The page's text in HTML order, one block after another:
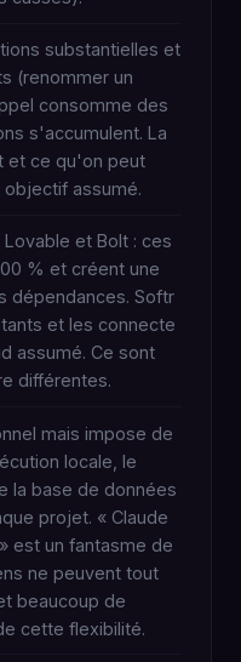
substantielles et
(renommer un
consomme des
s'accumulent. La
et ce qu'on peut
assumé.
et Bolt : ces
% et créent une
dépendances. Softr
et les connecte
assumé. Ce sont
différentes.
mais impose de
locale, le
la base de données
projet. « Claude
est un fantasme de
ne peuvent tout
beaucoup de
cette flexibilité.